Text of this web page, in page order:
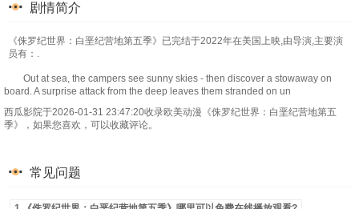
剧情简介
《侏罗纪世界：白垩纪营地第五季》已完结于2022年在美国上映,由导演,主要演
员有：.
Out at sea, the campers see sunny skies - then discover a stowaway on
board. A surprise attack from the deep leaves them stranded on un
西瓜影院于2026-01-31 23:47:20收录欧美动漫《侏罗纪世界：白垩纪营地第五
季》，如果您喜欢，可以收藏评论。
常见问题